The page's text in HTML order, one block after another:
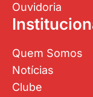
Ouvidoria
Quem Somos
Notícias
Clube